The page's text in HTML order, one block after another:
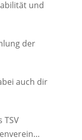
und
der
auch dir
TSV